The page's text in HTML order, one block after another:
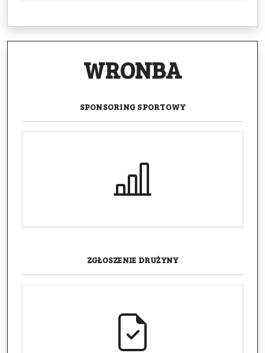
WRONBA
SPONSORING SPORTOWY
ZGŁOSZENIE DRUŻYNY